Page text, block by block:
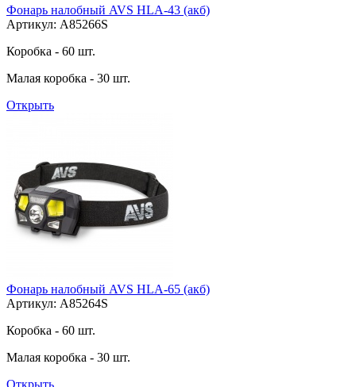
Фонарь налобный AVS HLA-43 (акб)
Артикул: A85266S
Коробка - 60 шт.
Малая коробка - 30 шт.
Открыть
Фонарь налобный AVS HLA-65 (акб)
Артикул: A85264S
Коробка - 60 шт.
Малая коробка - 30 шт.
Открыть